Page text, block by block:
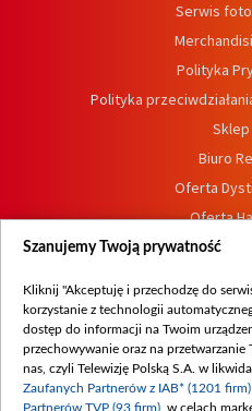
Serwis
Polityka
Polityka
Sklep
Biuro
Oferta
Oferta
Procedura
Szanujemy Twoją prywatność
Kliknij "Akceptuję i przechodzę do
korzystanie z technologii
dostęp do informacji na Twoim
przechowywanie oraz na
nas, czyli Telewizję Polską S.A. w
Zaufanych Partnerów z IAB* (1201 firm)
Partnerów TVP (93 firm) , w celach